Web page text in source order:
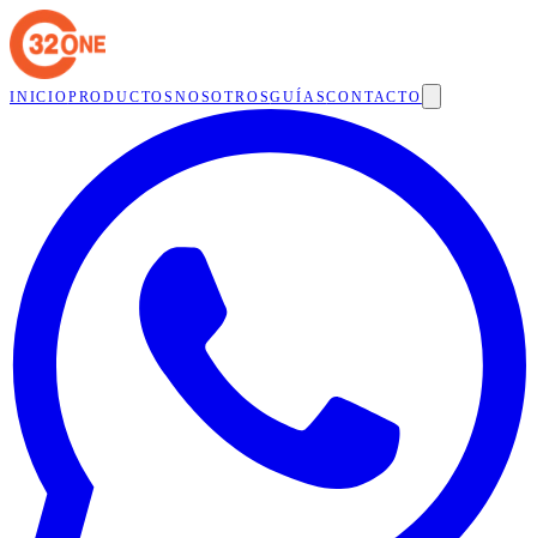
INICIOPRODUCTOSNOSOTROSGUÍASCONTACTO